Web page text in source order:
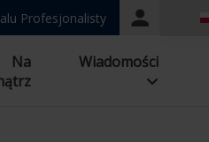
Profesjonalisty
Portal
Na
Wiadomości